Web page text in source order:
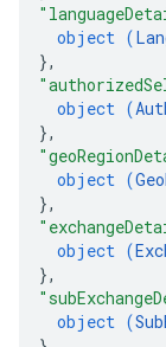
object (
},
object (
},
object (
},
object (
},
object (